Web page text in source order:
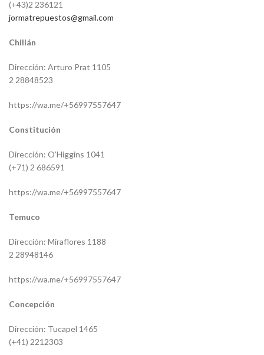
(+43)2 236121
jormatrepuestos@gmail.com
Chillán
Dirección: Arturo Prat 1105
2 28848523
https://wa.me/+56997557647
Constitución
Dirección: O’Higgins 1041
(+71) 2 686591
https://wa.me/+56997557647
Temuco
Dirección: Miraflores 1188
2 28948146
https://wa.me/+56997557647
Concepción
Dirección: Tucapel 1465
(+41) 2212303